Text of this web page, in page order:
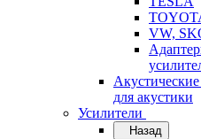
VW,
для акустики
Усилители
Назад